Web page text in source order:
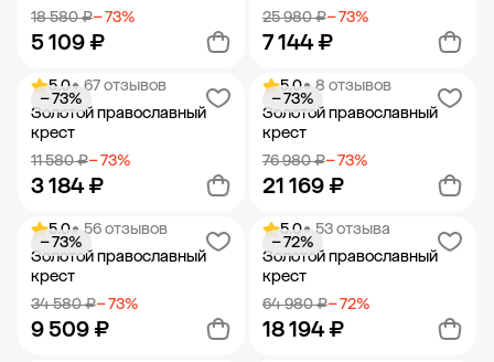
18 580 ₽− 73%
5 109 ₽
Добавить в корзину
25 980 ₽− 73%
7 144 ₽
Добавить в корзину
5.0• 67 отзывов
Золотой православный
крест
11 580 ₽− 73%
3 184 ₽
− 73%
Добавить в корзину
5.0• 8 отзывов
Золотой православный
крест
76 980 ₽− 73%
21 169 ₽
− 73%
Добавить в корзину
5.0• 56 отзывов
Золотой православный
крест
34 580 ₽− 73%
9 509 ₽
− 73%
5.0• 53 отзыва
Золотой православный
крест
64 980 ₽− 72%
18 194 ₽
− 72%